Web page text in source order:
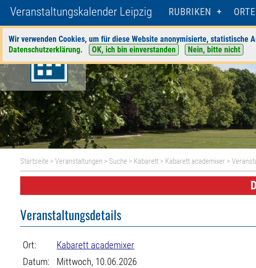
Veranstaltungskalender Leipzig RUBRIKEN ORTE
Wir verwenden Cookies, um für diese Website anonymisierte,
Datenschutzerklärung. OK, ich bin einverstanden Nein, bitte nicht
Startseite >Veranstaltungen > Suche > Kabarett > Kabarett academixer >
Veranstaltungsdetails
Ort:
Kabarett academixer
Datum:
Mittwoch, 10.06.2026